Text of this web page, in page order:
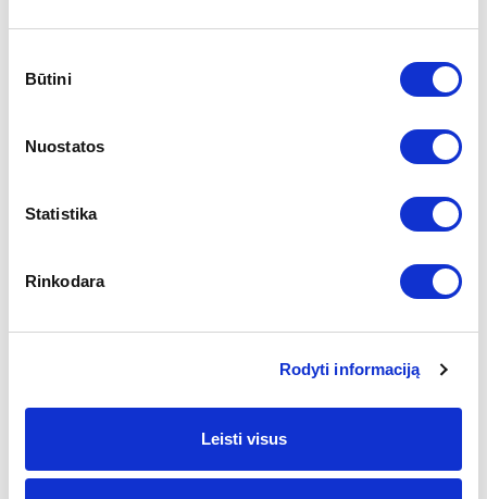
pasirinkimas
Būtini
Nuostatos
Statistika
Rinkodara
Rodyti informaciją
Leisti visus
sėkmingai vykdant savo verslą, o aplinka yra tokia,
kurioje gera dirbti. Tai įrodo faktas, kad daug įmonių
Lietuvoje renkasi būtent „Citroën“ komercinius
puikus pasirinkimas, nes jie yra ypač praktiški, talpūs,